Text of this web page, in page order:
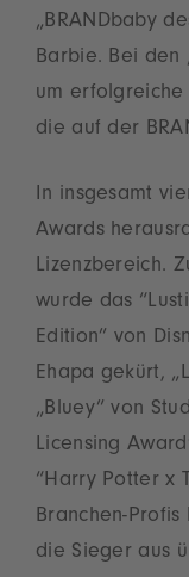
„BRANDbaby
Barbie. Bei den
um erfolgreiche
die auf der
In insgesamt
Awards
Lizenzbereich.
wurde das
Edition” von
Ehapa gekürt,
„Bluey” von
Licensing
“Harry Potter x
Branchen-
die Sieger aus